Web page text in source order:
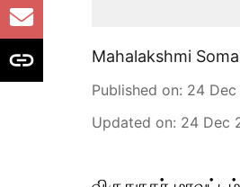
Mahalakshmi
Published on: 24
Updated on: 24 Dec